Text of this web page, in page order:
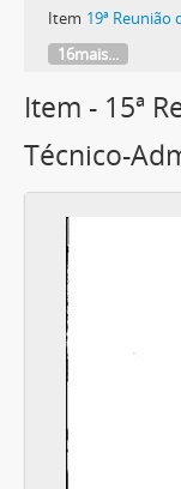
Item 19ª
16mais...
Item - 15ª
Técnico-